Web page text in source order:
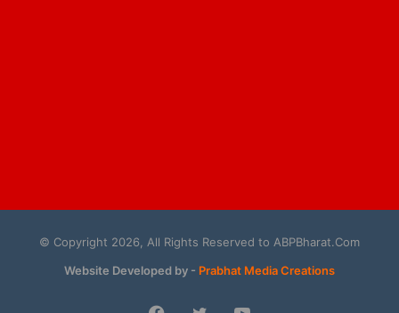
© Copyright 2026, All Rights Reserved to ABPBharat.Com
Website Developed by - Prabhat Media Creations